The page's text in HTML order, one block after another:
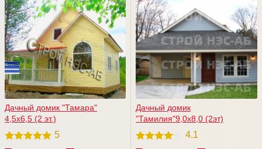
позволяет получить две
просторные комнаты и веранду.
При этом он занимает совсем
немного места на участке
Дачный домик "Тамара"
4,5х6,5 (2 эт.)
5
Дачный домик
"Тамилия"9,0х8,0 (2эт)
4.1